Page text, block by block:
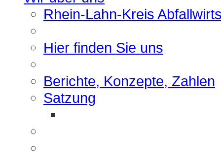
Rhein-Lahn-Kreis
Hier finden Sie uns
Berichte, Konzepte, Zahlen
Satzung